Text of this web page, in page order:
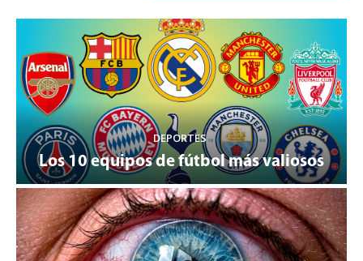
DEPORTES
Los 10 equipos de fútbol más valiosos